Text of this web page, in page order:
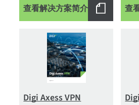
查看解决方案简介 查
Digi Axess VPN